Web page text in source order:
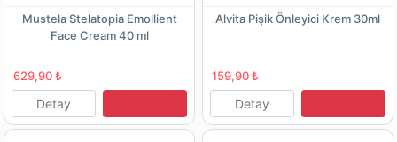
Mustela Stelatopia Emollient
Face Cream 40 ml
629,90 ₺
Detay
Alvita Pişik Önleyici Krem 30ml
159,90 ₺
Detay